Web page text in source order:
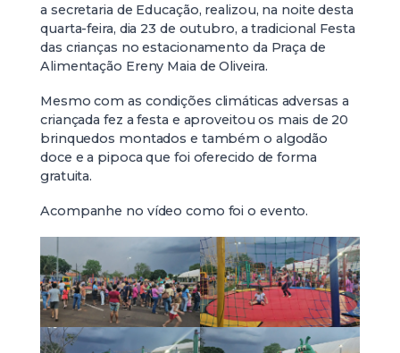
a secretaria de Educação, realizou, na noite desta
quarta-feira, dia 23 de outubro, a tradicional Festa
das crianças no estacionamento da Praça de
Alimentação Ereny Maia de Oliveira.
Mesmo com as condições climáticas adversas a
criançada fez a festa e aproveitou os mais de 20
brinquedos montados e também o algodão
doce e a pipoca que foi oferecido de forma
gratuita.
Acompanhe no vídeo como foi o evento.